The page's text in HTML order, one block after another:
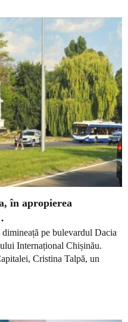
în apropierea
pe bulevardul Dacia
Internațional Chișinău.
Cristina Talpă, un